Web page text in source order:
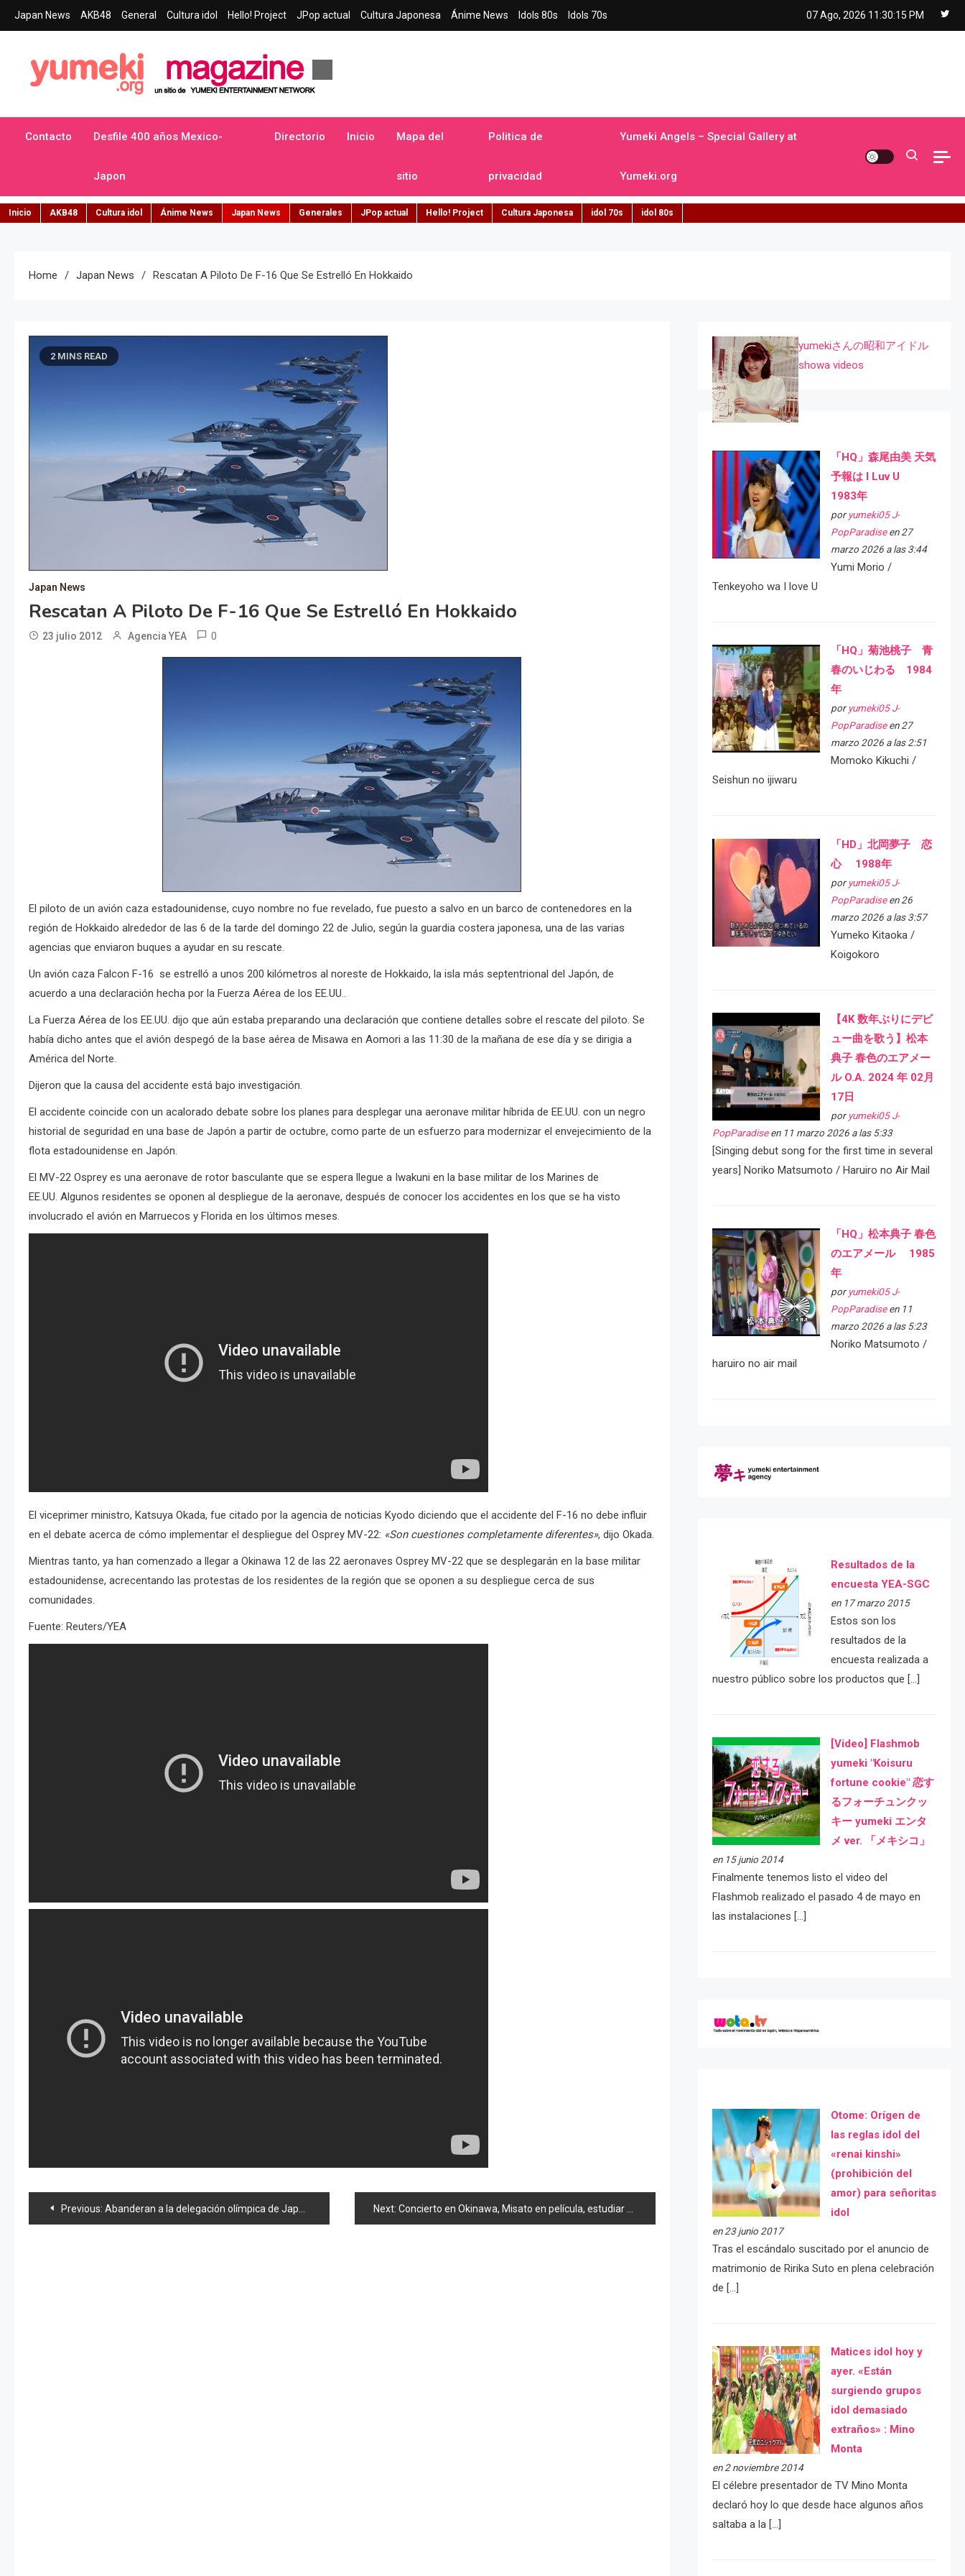
Skip
to
Japan News AKB48 General Cultura idol Hello! Project JPop actual Cultura Japonesa Ánime News Idols 80s Idols 70s 07 Ago, 2026 11:30:16 PM
Yumeki Magazine
Contacto Desfile 400 años Mexico-
Japon
Directorio Inicio Mapa del
sitio
Politica de
privacidad
Yumeki Angels – Special Gallery at
Yumeki.org
Inicio AKB48 Cultura idol Ánime News Japan News Generales JPop actual Hello! Project Cultura Japonesa idol 70s idol 80s
Home Japan News Rescatan A Piloto De F-16 Que Se Estrelló En Hokkaido
2 MINS READ
Japan News
Rescatan A Piloto De F-16 Que Se Estrelló En Hokkaido
23 julio 2012 Agencia YEA 0
El piloto de un avión caza estadounidense, cuyo nombre no fue revelado, fue puesto a salvo en un barco de contenedores en la
región de Hokkaido alrededor de las 6 de la tarde del domingo 22 de Julio, según la guardia costera japonesa, una de las varias
agencias que enviaron buques a ayudar en su rescate.
Un avión caza Falcon F-16 se estrelló a unos 200 kilómetros al noreste de Hokkaido, la isla más septentrional del Japón, de
acuerdo a una declaración hecha por la Fuerza Aérea de los EE.UU..
La Fuerza Aérea de los EE.UU. dijo que aún estaba preparando una declaración que contiene detalles sobre el rescate del piloto. Se
había dicho antes que el avión despegó de la base aérea de Misawa en Aomori a las 11:30 de la mañana de ese día y se dirigia a
América del Norte.
Dijeron que la causa del accidente está bajo investigación.
El accidente coincide con un acalorado debate sobre los planes para desplegar una aeronave militar híbrida de EE.UU. con un negro
historial de seguridad en una base de Japón a partir de octubre, como parte de un esfuerzo para modernizar el envejecimiento de la
flota estadounidense en Japón.
El MV-22 Osprey es una aeronave de rotor basculante que se espera llegue a Iwakuni en la base militar de los Marines de
EE.UU. Algunos residentes se oponen al despliegue de la aeronave, después de conocer los accidentes en los que se ha visto
involucrado el avión en Marruecos y Florida en los últimos meses.
El viceprimer ministro, Katsuya Okada, fue citado por la agencia de noticias Kyodo diciendo que el accidente del F-16 no debe influir
en el debate acerca de cómo implementar el despliegue del Osprey MV-22: «Son cuestiones completamente diferentes», dijo Okada.
Mientras tanto, ya han comenzado a llegar a Okinawa 12 de las 22 aeronaves Osprey MV-22 que se desplegarán en la base militar
estadounidense, acrecentando las protestas de los residentes de la región que se oponen a su despliegue cerca de sus
comunidades.
Fuente: Reuters/YEA
Navegación
Previous: Abanderan a la delegación olímpica de Japón para Londres 2012 Next: Concierto en Okinawa, Misato en película, estudiar en el extranjero y 3er. capítulo de Kojiharu
yumekiさんの昭和アイドル
showa videos
「HQ」森尾由美 天気
予報は I Luv U
1983年
por yumeki05 J-
PopParadiseen 27
marzo 2026 a las 3:44
Yumi Morio /
Tenkeyoho wa I love U
「HQ」菊池桃子 青
春のいじわる 1984
年
por yumeki05 J-
PopParadiseen 27
marzo 2026 a las 2:51
Momoko Kikuchi /
Seishun no ijiwaru
「HD」北岡夢子 恋
心 1988年
por yumeki05 J-
PopParadiseen 26
marzo 2026 a las 3:57
Yumeko Kitaoka /
Koigokoro
【4K 数年ぶりにデビ
ュー曲を歌う】松本
典子 春色のエアメー
ル O.A. 2024 年 02月
17日
por yumeki05 J-
PopParadiseen 11 marzo 2026 a las 5:33
[Singing debut song for the first time in several
years] Noriko Matsumoto / Haruiro no Air Mail
「HQ」松本典子 春色
のエアメール 1985
年
por yumeki05 J-
PopParadiseen 11
marzo 2026 a las 5:23
Noriko Matsumoto /
haruiro no air mail
Resultados de la
encuesta YEA-SGC
en 17 marzo 2015
Estos son los
resultados de la
encuesta realizada a
nuestro público sobre los productos que […]
[Video] Flashmob
yumeki "Koisuru
fortune cookie" 恋す
るフォーチュンクッ
キー yumeki エンタ
メ ver. 「メキシコ」
en 15 junio 2014
Finalmente tenemos listo el video del
Flashmob realizado el pasado 4 de mayo en
las instalaciones […]
Otome: Orígen de
las reglas idol del
«renai kinshi»
(prohibición del
amor) para señoritas
idol
en 23 junio 2017
Tras el escándalo suscitado por el anuncio de
matrimonio de Ririka Suto en plena celebración
de […]
Matices idol hoy y
ayer. «Están
surgiendo grupos
idol demasiado
extraños» : Mino
Monta
en 2 noviembre 2014
El célebre presentador de TV Mino Monta
declaró hoy lo que desde hace algunos años
saltaba a la […]